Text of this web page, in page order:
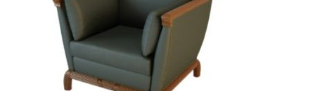
01006 Кресло Бордон...